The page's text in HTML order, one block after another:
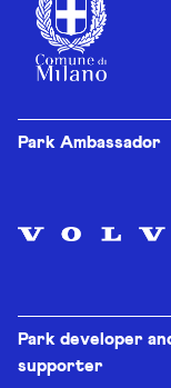
Park Ambassador
Park developer
supporter